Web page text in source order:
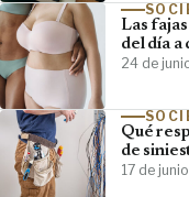
Las
del día a
24 de
Qué
de
17 de